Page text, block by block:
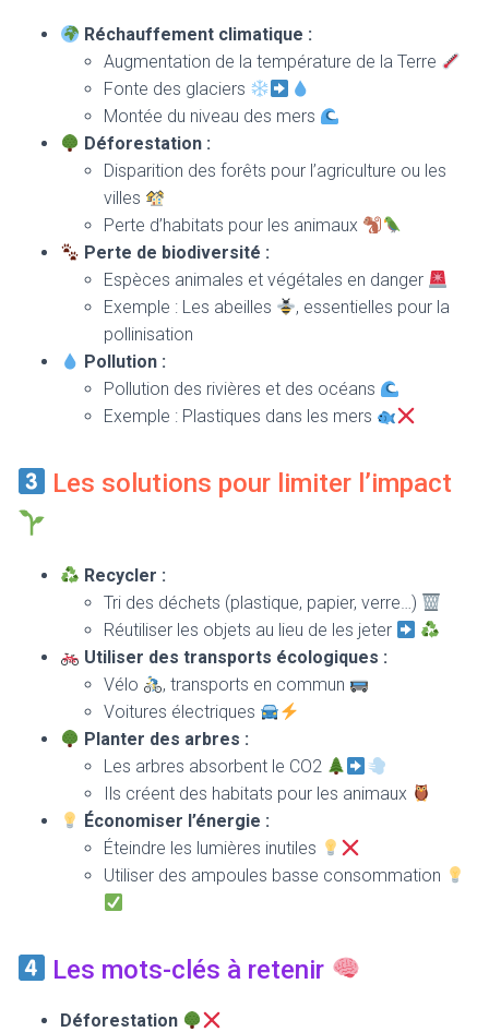
Réchauffement climatique :
Augmentation de la température de la Terre
Fonte des glaciers
Montée du niveau des mers
Déforestation :
Disparition des forêts pour l’agriculture ou les
villes
Perte d’habitats pour les animaux
Perte de biodiversité :
Espèces animales et végétales en danger
Exemple : Les abeilles
, essentielles pour la
pollinisation
Pollution :
Pollution des rivières et des océans
Exemple : Plastiques dans les mers
Les solutions pour limiter l’impact
Recycler :
Tri des déchets (plastique, papier, verre…)
Réutiliser les objets au lieu de les jeter
Utiliser des transports écologiques :
Vélo
, transports en commun
Voitures électriques
Planter des arbres :
Les arbres absorbent le CO2
Ils créent des habitats pour les animaux
Économiser l’énergie :
Éteindre les lumières inutiles
Utiliser des ampoules basse consommation
Les mots-clés à retenir
Déforestation